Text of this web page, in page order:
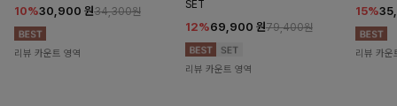
10%30,900 원34,300원
리뷰 카운트 영역
SET
12%69,900 원79,400원
리뷰 카운트 영역
15%
리뷰 카운